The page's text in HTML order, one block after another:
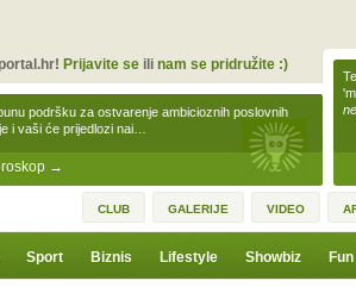
→
podršku za ostvarenje ambicioznih poslovnih
i vaši će prijedlozi nai…
Prijavite seili nam se pridružite :)
CLUB GALERIJE VIDEO
Sport Biznis Lifestyle Showbiz Fun